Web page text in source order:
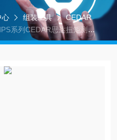
心 组装工具
CEDAR
系列CEDAR思达扭矩测试